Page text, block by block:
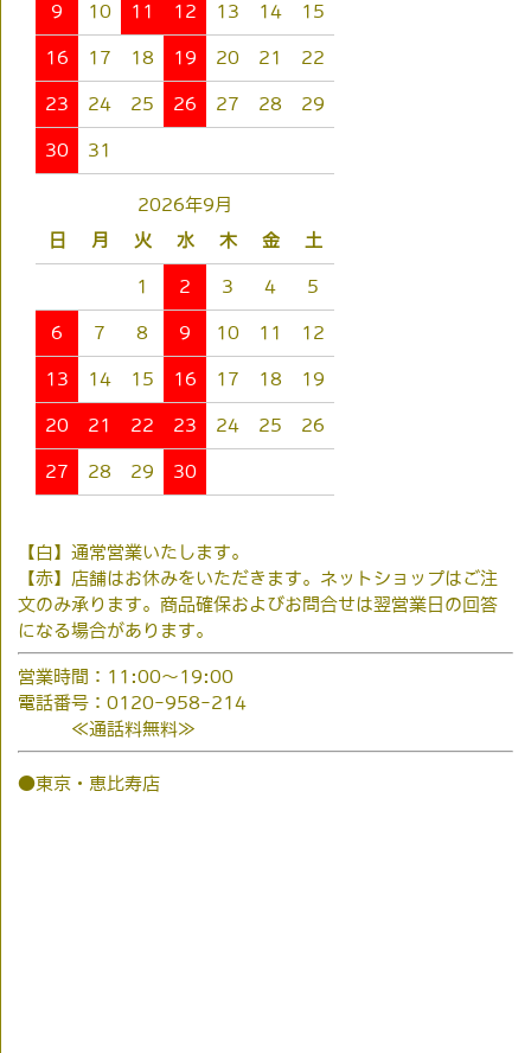
9 10 11 12 13 14 15
16 17 18 19 20 21 22
23 24 25 26 27 28 29
30 31
2026年9月
日
月 火 水 木 金 土
1 2 3 4 5
6 7 8 9 10 11 12
13 14 15 16 17 18 19
20 21 22 23 24 25 26
27 28 29 30
【白】通常営業いたします。
【赤】店舗はお休みをいただきます。ネットショップはご注
文のみ承ります。商品確保およびお問合せは翌営業日の回答
になる場合があります。
営業時間：11:00～19:00
電話番号：0120-958-214
≪通話料無料≫
●東京・恵比寿店